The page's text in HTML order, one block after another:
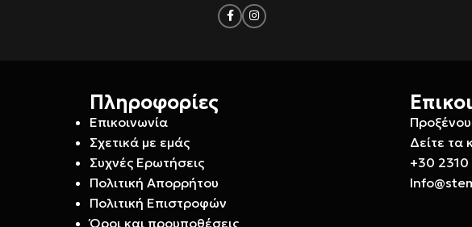
Πληροφορίες
Επικοινωνία
Σχετικά με εμάς
Συχνές Ερωτήσεις
Πολιτική Απορρήτου
Πολιτική Επιστροφών
Όροι και προυποθέσεις
Δείτε τα
+30